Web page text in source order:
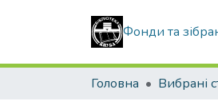
Фонди та
Головна